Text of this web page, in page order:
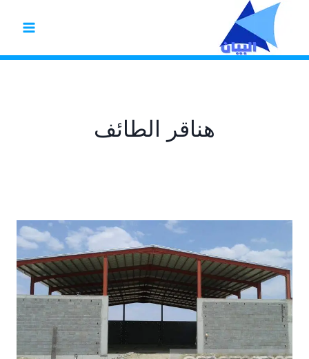
التجاوز
المحتوى
هناقر الطائف